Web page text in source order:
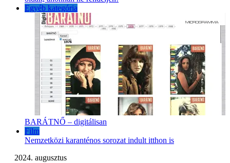
Egyéb kategória
BARÁTNŐ – digitálisan
Film
Nemzetközi karanténos sorozat indult itthon is
2024. augusztus